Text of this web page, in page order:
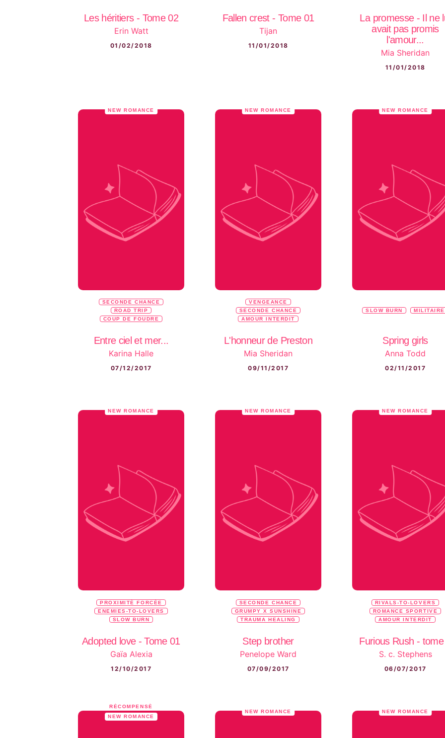
Les héritiers - Tome 02
Erin Watt
01/02/2018
Fallen crest - Tome 01
Tijan
11/01/2018
La promesse - Il ne
avait pas promis
l'amour...
Mia Sheridan
11/01/2018
NEW ROMANCE
SECONDE CHANCE
ROAD TRIP
COUP DE FOUDRE
Entre ciel et mer...
Karina Halle
07/12/2017
NEW ROMANCE
VENGEANCE
SECONDE CHANCE
AMOUR INTERDIT
L'honneur de Preston
Mia Sheridan
09/11/2017
NEW ROMANCE
SLOW BURN MILITAIRE
Spring girls
Anna Todd
02/11/2017
NEW ROMANCE
PROXIMITÉ FORCÉE
ENEMIES-TO-LOVERS
SLOW BURN
Adopted love - Tome 01
Gaïa Alexia
12/10/2017
NEW ROMANCE
SECONDE CHANCE
GRUMPY X SUNSHINE
TRAUMA HEALING
Step brother
Penelope Ward
07/09/2017
NEW ROMANCE
RIVALS-TO-LOVERS
ROMANCE SPORTIVE
AMOUR INTERDIT
Furious Rush -
S. c. Stephens
06/07/2017
RÉCOMPENSÉ
NEW ROMANCE
NEW ROMANCE NEW ROMANCE